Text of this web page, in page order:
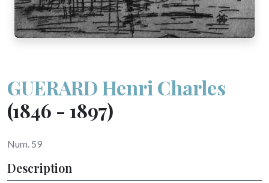
GUERARD Henri Charles
(1846 - 1897)
Num. 59
Description